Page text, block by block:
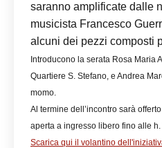
saranno amplificate dalle
musicista Francesco
alcuni dei pezzi composti
Introducono la serata Rosa Maria
Quartiere S. Stefano, e Andrea
momo.
Al termine dell’incontro sarà
aperta a ingresso libero fino alle
Scarica qui il volantino